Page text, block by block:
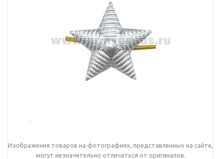
Изображения товаров на фотографиях, представленных на сайте,
могут незначительно отличаться от оригиналов.